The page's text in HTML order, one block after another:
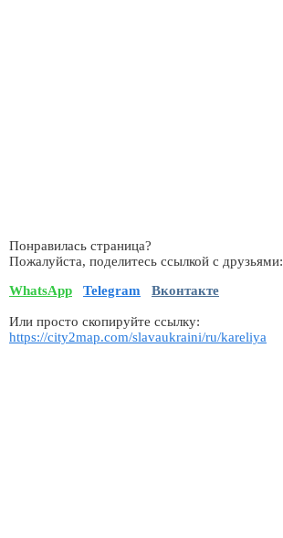
Понравилась страница?
Пожалуйста, поделитесь ссылкой с друзьями:
WhatsApp
Telegram Вконтакте
Или просто скопируйте ссылку:
https://city2map.com/slavaukraini/ru/kareliya